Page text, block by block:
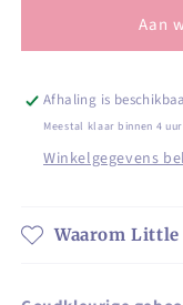
Goudkleurige
lila
steen
Juni
lila
Aan
Afhaling is
Meestal klaar binnen 4 uur
Winkelgegevens
Waarom Little